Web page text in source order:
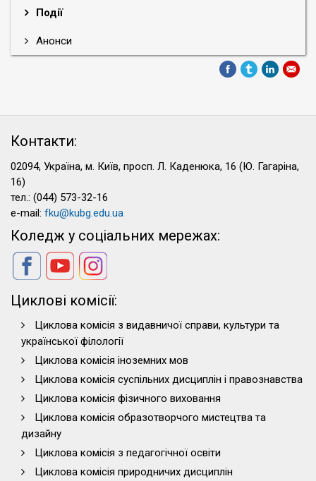
Події
Анонси
Контакти:
02094, Україна, м. Київ, просп. Л. Каденюка, 16 (Ю. Гагаріна,
16)
тел.: (044) 573-32-16
e-mail: fku@kubg.edu.ua
Коледж у соціальних мережах:
Циклові комісії:
Циклова комісія з видавничої справи, культури та
української філології
Циклова комісія іноземних мов
Циклова комісія суспільних дисциплін і правознавства
Циклова комісія фізичного виховання
Циклова комісія образотворчого мистецтва та
дизайну
Циклова комісія з педагогічної освіти
Циклова комісія природничих дисциплін